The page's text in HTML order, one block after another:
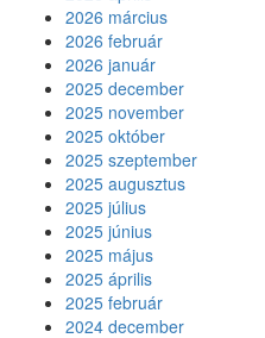
2026 március
2026 február
2026 január
2025 december
2025 november
2025 október
2025 szeptember
2025 augusztus
2025 július
2025 június
2025 május
2025 április
2025 február
2024 december